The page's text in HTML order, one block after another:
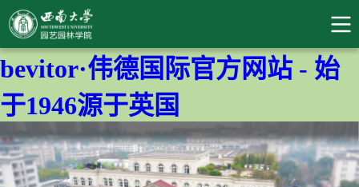
bevitor·伟德国际官方网站 - 始
于1946源于英国